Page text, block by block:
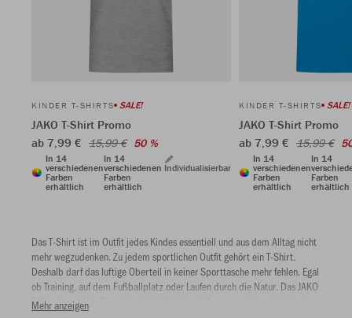
KINDER T-SHIRTS SALE!
JAKO T-Shirt Promo
ab 7,99 € 15,99 € 50 %
In 14
verschiedenen
Farben
erhältlich
In 14
verschiedenen
Farben
erhältlich
Individualisierbar
KINDER T-SHIRTS SALE!
JAKO T-Shirt Promo
ab 7,99 € 15,99 €
In 14
verschiedenen
Farben
erhältlich
In 14
Farben
erhältlich
Das T-Shirt ist im Outfit jedes Kindes essentiell und aus dem Alltag nicht
mehr wegzudenken. Zu jedem sportlichen Outfit gehört ein T-Shirt.
Deshalb darf das luftige Oberteil in keiner Sporttasche mehr fehlen. Egal
ob Training, auf dem Fußballplatz oder Laufen durch die Natur. Das JAKO
T-Shirt ist dabei. Beim Handball, Volleyball, Tennis und dem alltäglichen
Mehr anzeigen